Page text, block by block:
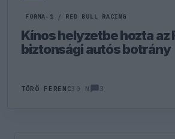
FORMA-1 / RED BULL RACING
Kínos helyzetbe hozta az
biztonsági autós botrány
TÖRŐ FERENC30 N 3